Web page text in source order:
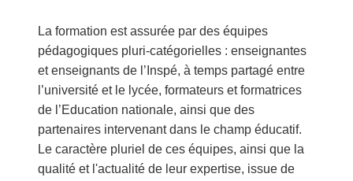
La formation est assurée par des équipes
pédagogiques pluri-catégorielles : enseignantes
et enseignants de l’Inspé, à temps partagé entre
l’université et le lycée, formateurs et formatrices
de l’Education nationale, ainsi que des
partenaires intervenant dans le champ éducatif.
Le caractère pluriel de ces équipes, ainsi que la
qualité et l'actualité de leur expertise, issue de